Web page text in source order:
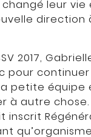
leur vie
direction
2017,
pour continuer
petite équipe
à autre chose.
inscrit